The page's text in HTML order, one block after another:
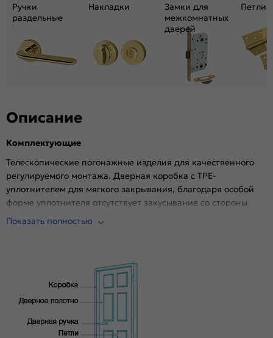
Фрезеровка под замок:
Нет
Нет
Подходит под двухстворчатый проём:
Да
Гарантия (лет):
1.6
Изготовлена из МДФ (англ. Medium Density
Ручки
раздельные
Накладки
Замки для
межкомнатных
дверей
Петли
Описание
Комплектующие
Телескопические погонажные изделия для качественного
регулируемого монтажа. Дверная коробка с TPE-
уплотнителем для мягкого закрывания, благодаря особой
форме уплотнителя отсутствует закусывание со стороны
петель.
Показать полностью